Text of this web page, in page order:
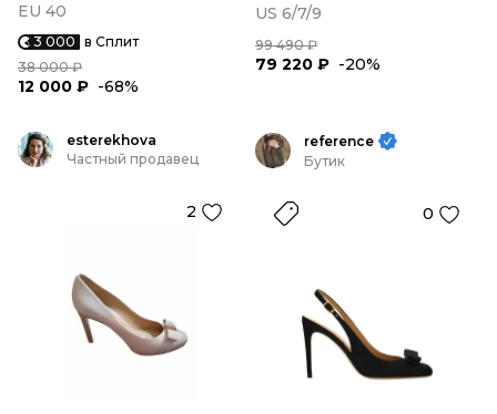
EU 40
3 000 в Сплит
38 000 ₽
12 000 ₽ -68%
US 6/7/9
99 490 ₽
79 220 ₽ -20%
esterekhova
Частный продавец
2
reference
Бутик
0